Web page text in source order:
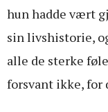
hun hadde vært
sin livshistorie,
alle de sterke
forsvant ikke, for